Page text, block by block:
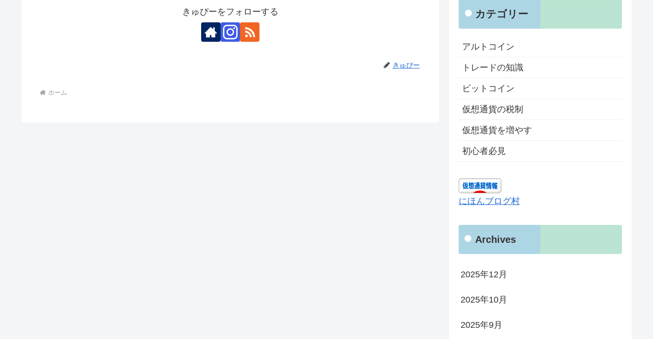
きゅぴーをフォローする
きゅぴー
ホーム
カテゴリー
アルトコイン
トレードの知識
ビットコイン
仮想通貨の税制
仮想通貨を増やす
初心者必見
にほんブログ村
Archives
2025年12月
2025年10月
2025年9月